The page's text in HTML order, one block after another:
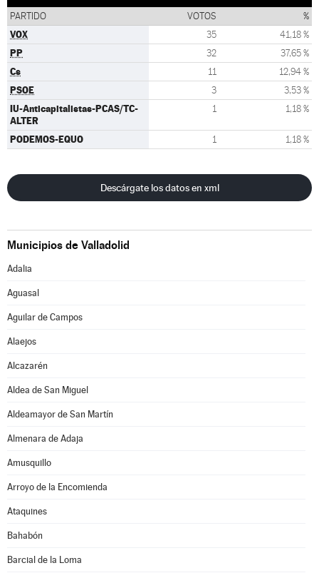
PARTIDO VOTOS %
VOX 35 41,18 %
PP 32 37,65 %
Cs 11 12,94 %
PSOE 3 3,53 %
IU-Anticapitalistas-PCAS/TC-
ALTER
1 1,18 %
PODEMOS-EQUO 1 1,18 %
Descárgate los datos en xml
Municipios de Valladolid
Adalia
Aguasal
Aguilar de Campos
Alaejos
Alcazarén
Aldea de San Miguel
Aldeamayor de San Martín
Almenara de Adaja
Amusquillo
Arroyo de la Encomienda
Ataquines
Bahabón
Barcial de la Loma